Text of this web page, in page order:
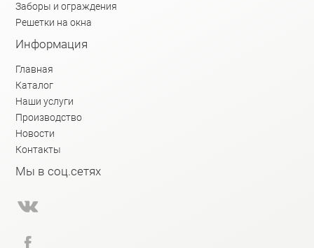
Заборы и ограждения
Решетки на окна
Информация
Главная
Каталог
Наши услуги
Производство
Новости
Контакты
Мы в соц.сетях